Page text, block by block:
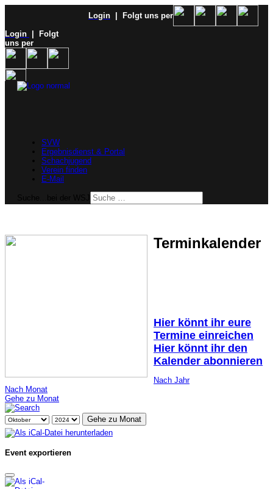
Login
| Folgt uns per
Login
| Folgt
uns per
SVW
Ergebnisdienst & Portal
Schachjugend
Verein finden
E-Mail
Terminkalender
Hier könnt ihr eure
Termine einreichen
Hier könnt ihr den
Kalender abonnieren
Nach Jahr
Nach Monat
Gehe zu Monat
Gehe zu Monat
Event exportieren